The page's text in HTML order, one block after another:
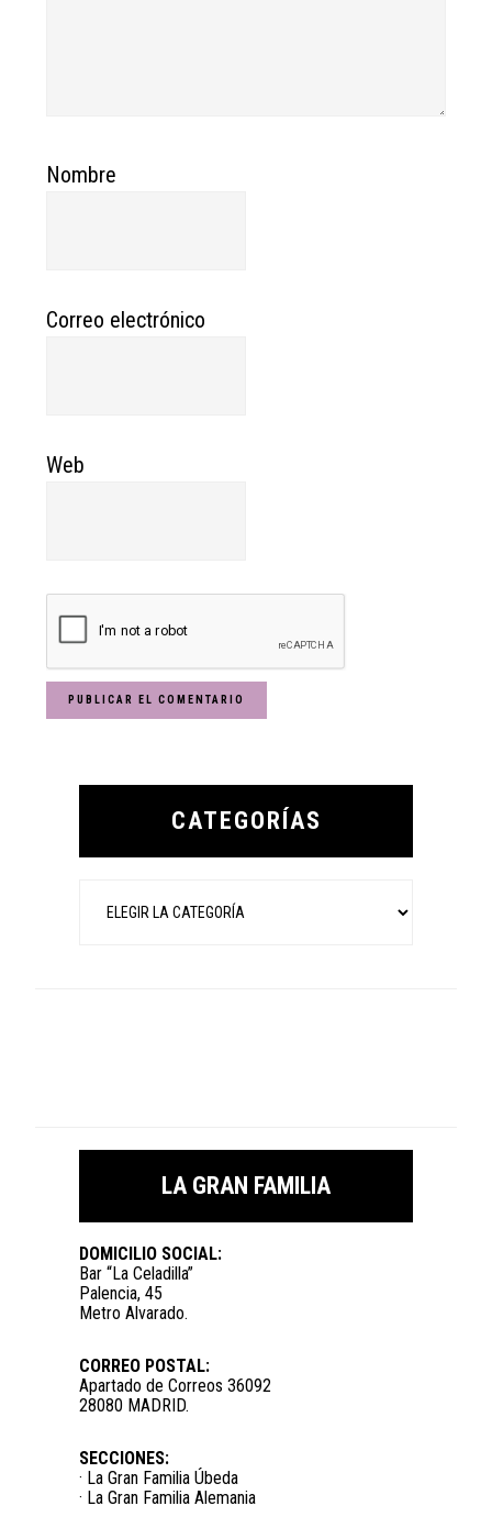
Nombre
Correo electrónico
Web
Primary
CATEGORÍAS
LA GRAN FAMILIA
DOMICILIO SOCIAL:
Bar “La Celadilla”
Palencia, 45
Metro Alvarado.
CORREO POSTAL:
Apartado de Correos 36092
28080 MADRID.
SECCIONES:
· La Gran Familia Úbeda
· La Gran Familia Alemania